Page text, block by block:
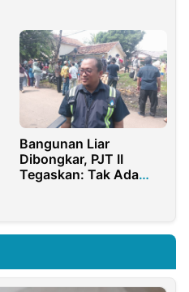
Bangunan Liar
Dibongkar, PJT II
Tegaskan: Tak Ada